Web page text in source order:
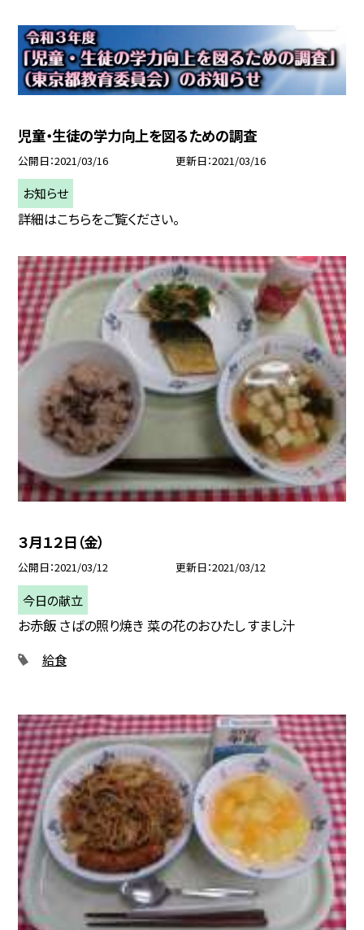
児童・生徒の学力向上を図るための調査
公開日 2021/03/16 更新日 2021/03/16
お知らせ
詳細はこちらをご覧ください。
３月１２日（金）
公開日 2021/03/12 更新日 2021/03/12
今日の献立
お赤飯 さばの照り焼き 菜の花のおひたし すまし汁
給食